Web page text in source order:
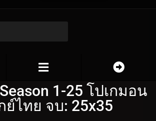
1-25 โปเกมอน
ย์ไทย จบ: 25x35